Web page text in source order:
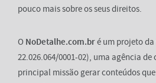
pouco mais sobre os seus direitos.
O NoDetalhe.com.bré um projeto da
22.026.064/0001-02), uma agência
principal missão gerar conteúdos